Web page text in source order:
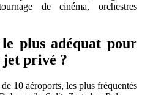
de cinéma, orchestres
plus adéquat pour
privé ?
10 aéroports, les plus fréquentés